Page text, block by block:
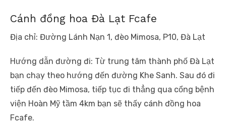
Cánh đồng hoa Đà Lạt Fcafe
Địa chỉ: Đường Lánh Nạn 1, đèo Mimosa, P10, Đà Lạt
Hướng dẫn đường đi: Từ trung tâm thành phố Đà Lạt
bạn chạy theo hướng đến đường Khe Sanh. Sau đó đi
tiếp đến đèo Mimosa, tiếp tục đi thẳng qua cổng bệnh
viện Hoàn Mỹ tầm 4km bạn sẽ thấy cánh đồng hoa
Fcafe.